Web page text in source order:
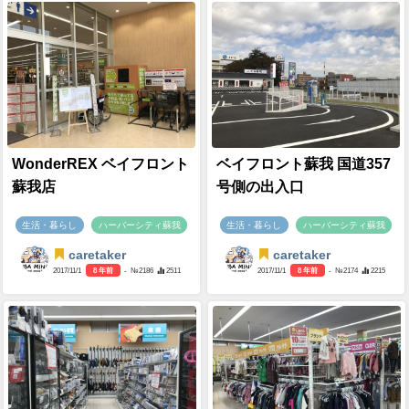
WonderREX ベイフロント
蘇我店
生活・暮らし ハーバーシティ蘇我
caretaker
2017/11/1 8 年前 - №2186 2511
ベイフロント蘇我 国道357
号側の出入口
生活・暮らし ハーバーシティ蘇我
caretaker
2017/11/1 8 年前 - №2174 2215